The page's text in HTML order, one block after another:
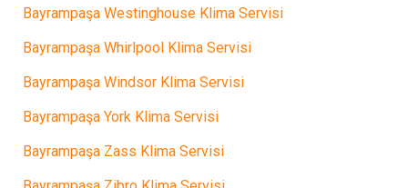
Bayrampaşa Westinghouse Klima Servisi
Bayrampaşa Whirlpool Klima Servisi
Bayrampaşa Windsor Klima Servisi
Bayrampaşa York Klima Servisi
Bayrampaşa Zass Klima Servisi